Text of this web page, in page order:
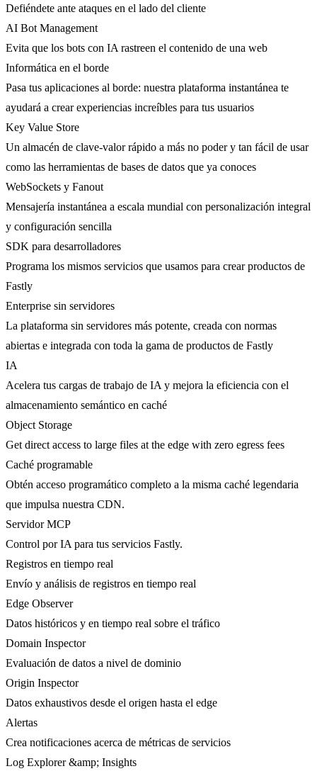
Defiéndete ante ataques en el lado del cliente
AI Bot Management
Evita que los bots con IA rastreen el contenido de una web
Informática en el borde
Pasa tus aplicaciones al borde: nuestra plataforma instantánea te
ayudará a crear experiencias increíbles para tus usuarios
Key Value Store
Un almacén de clave-valor rápido a más no poder y tan fácil de usar
como las herramientas de bases de datos que ya conoces
WebSockets y Fanout
Mensajería instantánea a escala mundial con personalización integral
y configuración sencilla
SDK para desarrolladores
Programa los mismos servicios que usamos para crear productos de
Fastly
Enterprise sin servidores
La plataforma sin servidores más potente, creada con normas
abiertas e integrada con toda la gama de productos de Fastly
IA
Acelera tus cargas de trabajo de IA y mejora la eficiencia con el
almacenamiento semántico en caché
Object Storage
Get direct access to large files at the edge with zero egress fees
Caché programable
Obtén acceso programático completo a la misma caché legendaria
que impulsa nuestra CDN.
Servidor MCP
Control por IA para tus servicios Fastly.
Registros en tiempo real
Envío y análisis de registros en tiempo real
Edge Observer
Datos históricos y en tiempo real sobre el tráfico
Domain Inspector
Evaluación de datos a nivel de dominio
Origin Inspector
Datos exhaustivos desde el origen hasta el edge
Alertas
Crea notificaciones acerca de métricas de servicios
Log Explorer &amp; Insights